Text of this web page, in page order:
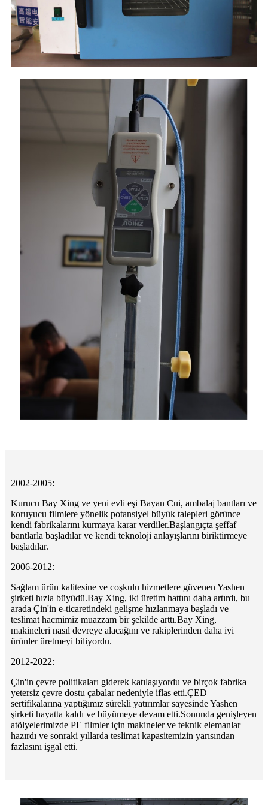
2002-2005:
Kurucu Bay Xing ve yeni evli eşi Bayan Cui, ambalaj bantları ve
koruyucu filmlere yönelik potansiyel büyük talepleri görünce
kendi fabrikalarını kurmaya karar verdiler.Başlangıçta şeffaf
bantlarla başladılar ve kendi teknoloji anlayışlarını biriktirmeye
başladılar.
2006-2012:
Sağlam ürün kalitesine ve coşkulu hizmetlere güvenen Yashen
şirketi hızla büyüdü.Bay Xing, iki üretim hattını daha artırdı, bu
arada Çin'in e-ticaretindeki gelişme hızlanmaya başladı ve
teslimat hacmimiz muazzam bir şekilde arttı.Bay Xing,
makineleri nasıl devreye alacağını ve rakiplerinden daha iyi
ürünler üretmeyi biliyordu.
2012-2022:
Çin'in çevre politikaları giderek katılaşıyordu ve birçok fabrika
yetersiz çevre dostu çabalar nedeniyle iflas etti.ÇED
sertifikalarına yaptığımız sürekli yatırımlar sayesinde Yashen
şirketi hayatta kaldı ve büyümeye devam etti.Sonunda genişleyen
atölyelerimizde PE filmler için makineler ve teknik elemanlar
hazırdı ve sonraki yıllarda teslimat kapasitemizin yarısından
fazlasını işgal etti.